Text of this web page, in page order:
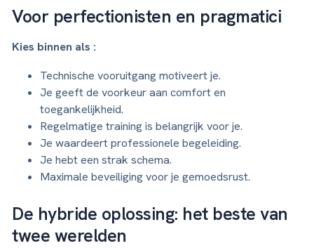
Voor perfectionisten en pragmatici
Kies binnen als :
Technische vooruitgang motiveert je.
Je geeft de voorkeur aan comfort en
toegankelijkheid.
Regelmatige training is belangrijk voor je.
Je waardeert professionele begeleiding.
Je hebt een strak schema.
Maximale beveiliging voor je gemoedsrust.
De hybride oplossing: het beste van
twee werelden